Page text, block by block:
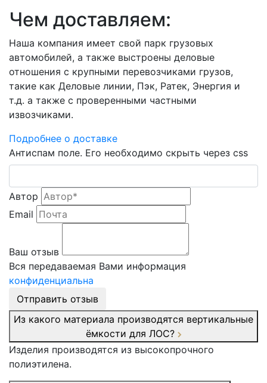
Чем доставляем:
Наша компания имеет свой парк грузовых
автомобилей, а также выстроены деловые
отношения с крупными перевозчиками грузов,
такие как Деловые линии, Пэк, Ратек, Энергия и
т.д. а также с проверенными частными
извозчиками.
Подробнее о доставке
Антиспам поле. Его необходимо скрыть через css
Автор
Email
Ваш отзыв
Вся передаваемая Вами информация
конфиденциальна
Отправить отзыв
Из какого материала производятся вертикальные
ёмкости для ЛОС?
Изделия производятся из высокопрочного
полиэтилена.